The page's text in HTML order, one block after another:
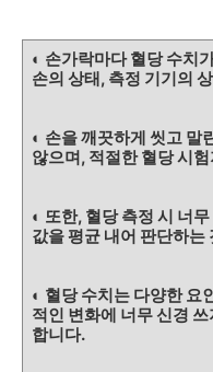
◐ 손가락마다 혈당 수치
손의 상태, 측정 기기의
◐ 손을 깨끗하게 씻고 말
않으며, 적절한 혈당 시
◐ 또한, 혈당 측정 시 너
값을 평균 내어 판단하는
◐ 혈당 수치는 다양한 요
적인 변화에 너무 신경
합니다.